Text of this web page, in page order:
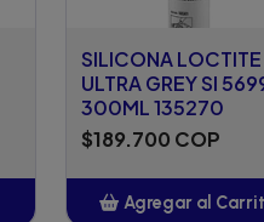
SILICONA LOCTITE
ULTRA GREY SI
300ML 135270
$189.700 COP
Agregar al